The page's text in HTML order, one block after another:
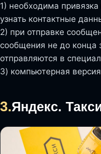
1) необходима
узнать контактные
2) при отправке
сообщения не до
отправляются в
3) компьютерная
3.Яндекс.